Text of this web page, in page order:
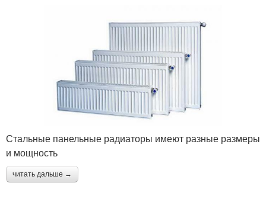
Стальные панельные радиаторы имеют разные размеры
и мощность
читать дальше →